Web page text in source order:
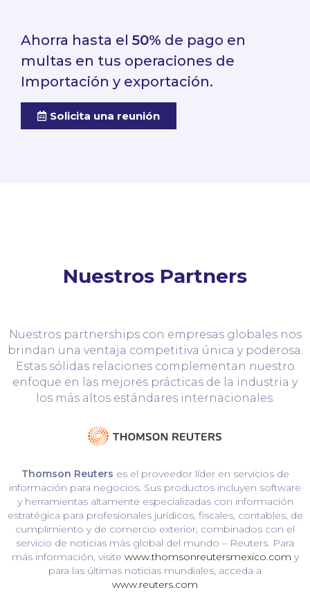
Ahorra hasta el 50% de pago en
multas en tus operaciones de
Importación y exportación.
Solicita una reunión
Nuestros Partners
Nuestros partnerships con empresas globales nos
brindan una ventaja competitiva única y poderosa.
Estas sólidas relaciones complementan nuestro
enfoque en las mejores prácticas de la industria y
los más altos estándares internacionales.
Thomson Reuters es el proveedor líder en servicios de
información para negocios. Sus productos incluyen software
y herramientas altamente especializadas con información
estratégica para profesionales jurídicos, fiscales, contables, de
cumplimiento y de comercio exterior, combinados con el
servicio de noticias más global del mundo – Reuters. Para
más información, visite www.thomsonreutersmexico.com y
para las últimas noticias mundiales, acceda a
www.reuters.com